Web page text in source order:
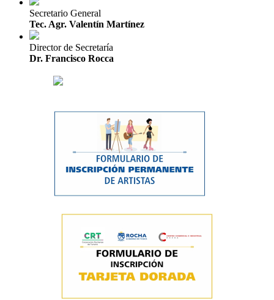
Secretario General
Tec. Agr. Valentín Martínez
Director de Secretaría
Dr. Francisco Rocca